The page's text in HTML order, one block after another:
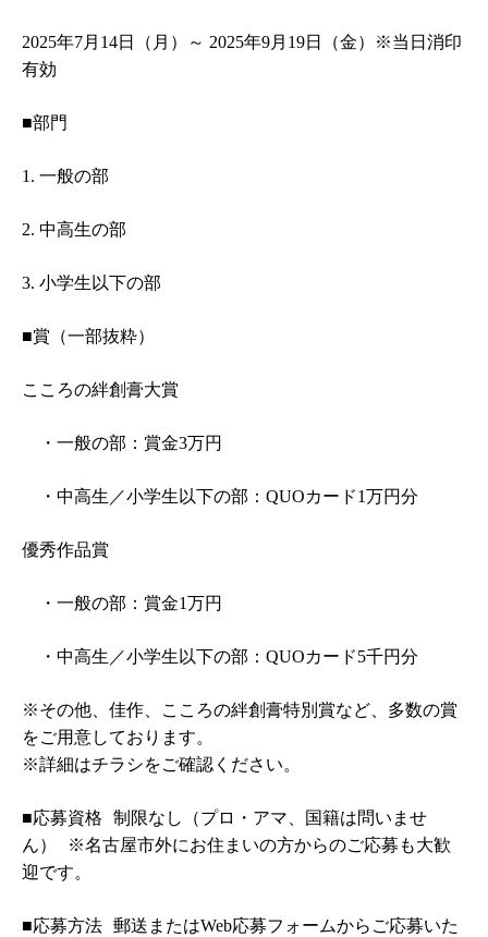
2025年7月14日（月）～ 2025年9月19日（金）※当日消印
有効
■部門
1. 一般の部
2. 中高生の部
3. 小学生以下の部
■賞（一部抜粋）
こころの絆創膏大賞
・一般の部：賞金3万円
・中高生／小学生以下の部：QUOカード1万円分
優秀作品賞
・一般の部：賞金1万円
・中高生／小学生以下の部：QUOカード5千円分
※その他、佳作、こころの絆創膏特別賞など、多数の賞
をご用意しております。
※詳細はチラシをご確認ください。
■応募資格 制限なし（プロ・アマ、国籍は問いませ
ん） ※名古屋市外にお住まいの方からのご応募も大歓
迎です。
■応募方法 郵送またはWeb応募フォームからご応募いた